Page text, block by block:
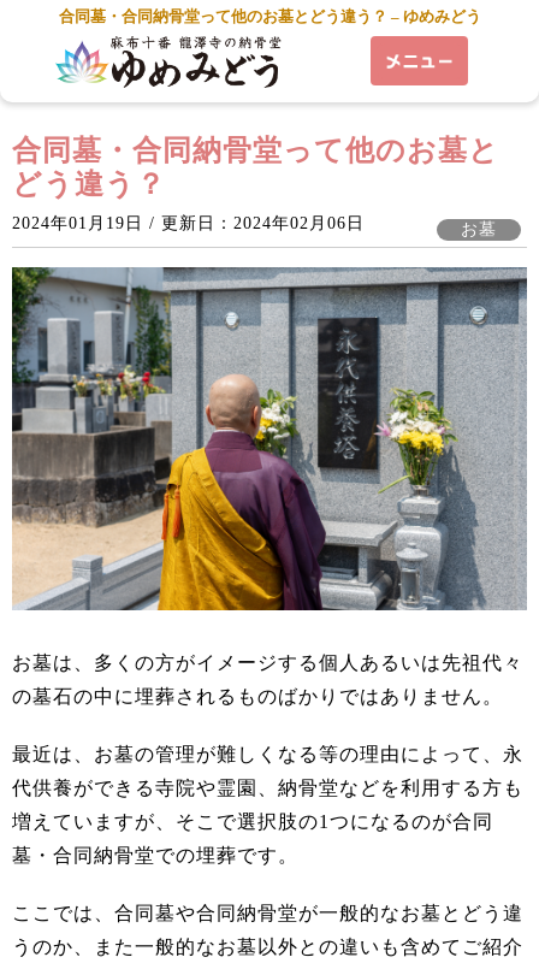
合同墓・合同納骨堂って他のお墓とどう違う？ – ゆめみどう
合同墓・合同納骨堂って他のお墓と
どう違う？
2024年01月19日 / 更新日：2024年02月06日 お墓
お墓は、多くの方がイメージする個人あるいは先祖代々
の墓石の中に埋葬されるものばかりではありません。
最近は、お墓の管理が難しくなる等の理由によって、永
代供養ができる寺院や霊園、納骨堂などを利用する方も
増えていますが、そこで選択肢の1つになるのが合同
墓・合同納骨堂での埋葬です。
ここでは、合同墓や合同納骨堂が一般的なお墓とどう違
うのか、また一般的なお墓以外との違いも含めてご紹介